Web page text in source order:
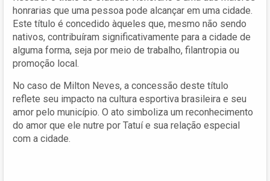
honrarias que uma pessoa pode alcançar em uma cidade.
Este título é concedido àqueles que, mesmo não sendo
nativos, contribuíram significativamente para a cidade de
alguma forma, seja por meio de trabalho, filantropia ou
promoção local.
No caso de Milton Neves, a concessão deste título
reflete seu impacto na cultura esportiva brasileira e seu
amor pelo município. O ato simboliza um reconhecimento
do amor que ele nutre por Tatuí e sua relação especial
com a cidade.